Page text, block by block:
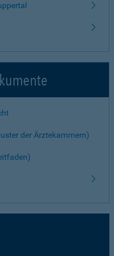
der Ärztekammern)